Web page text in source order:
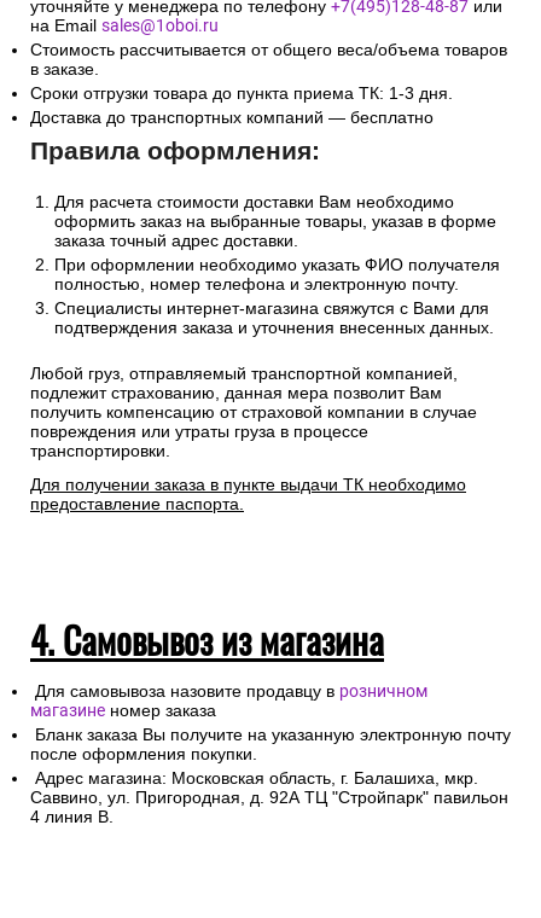
уточняйте у менеджера по телефону +7(495)128-48-87 или
на Email sales@1oboi.ru
Стоимость рассчитывается от общего веса/объема товаров
в заказе.
Сроки отгрузки товара до пункта приема ТК: 1-3 дня.
Доставка до транспортных компаний — бесплатно
Правила оформления:
Для расчета стоимости доставки Вам необходимо
оформить заказ на выбранные товары, указав в форме
заказа точный адрес доставки.
При оформлении необходимо указать ФИО получателя
полностью, номер телефона и электронную почту.
Специалисты интернет-магазина свяжутся с Вами для
подтверждения заказа и уточнения внесенных данных.
Любой груз, отправляемый транспортной компанией,
подлежит страхованию, данная мера позволит Вам
получить компенсацию от страховой компании в случае
повреждения или утраты груза в процессе
транспортировки.
Для получении заказа в пункте выдачи ТК необходимо
предоставление паспорта.
4. Самовывоз из магазина
Для самовывоза назовите продавцу в розничном
магазине номер заказа
Бланк заказа Вы получите на указанную электронную почту
после оформления покупки.
Адрес магазина: Московская область, г. Балашиха, мкр.
Саввино, ул. Пригородная, д. 92А ТЦ "Стройпарк" павильон
4 линия В.